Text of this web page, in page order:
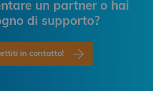
un partner o hai
di supporto?
in contatto!